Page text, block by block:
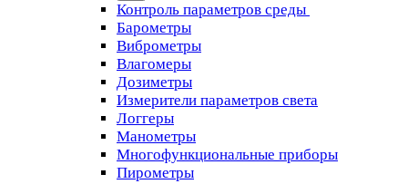
Контроль параметров среды
Барометры
Виброметры
Влагомеры
Дозиметры
Измерители параметров света
Логгеры
Манометры
Многофункциональные приборы
Пирометры